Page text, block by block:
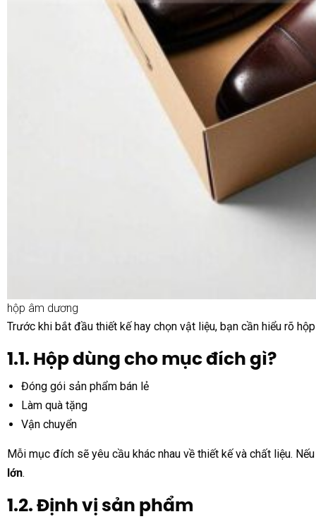
hộp âm dương
Trước khi bắt đầu thiết kế hay chọn vật liệu, bạn cần hiểu rõ
1.1. Hộp dùng cho mục đích gì?
Đóng gói sản phẩm bán lẻ
Làm quà tặng
Vận chuyển
Mỗi mục đích sẽ yêu cầu khác nhau về thiết kế và chất liệu.
lớn.
1.2. Định vị sản phẩm